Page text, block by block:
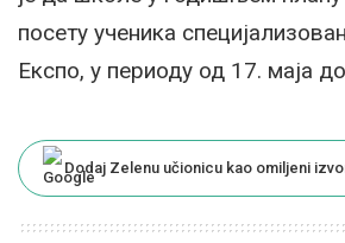
посету ученика
Експо, у периоду од 17. маја
Dodaj Zelenu učionicu kao omiljeni